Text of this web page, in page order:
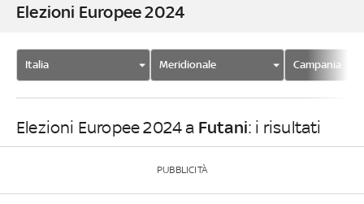
Elezioni Europee 2024
Italia Meridionale Campania
Elezioni Europee 2024 a Futani: i risultati
PUBBLICITÀ